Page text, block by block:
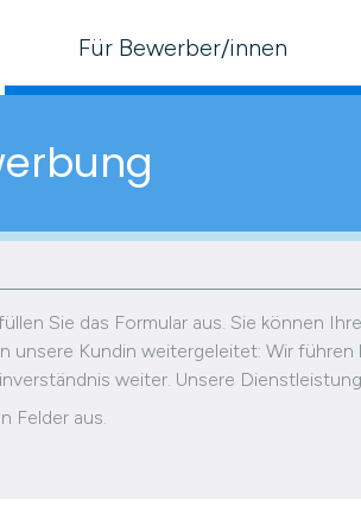
Für Bewerber/innen
Sie das Formular aus. Sie können
unsere Kundin weitergeleitet: Wir
weiter. Unsere
Felder aus.